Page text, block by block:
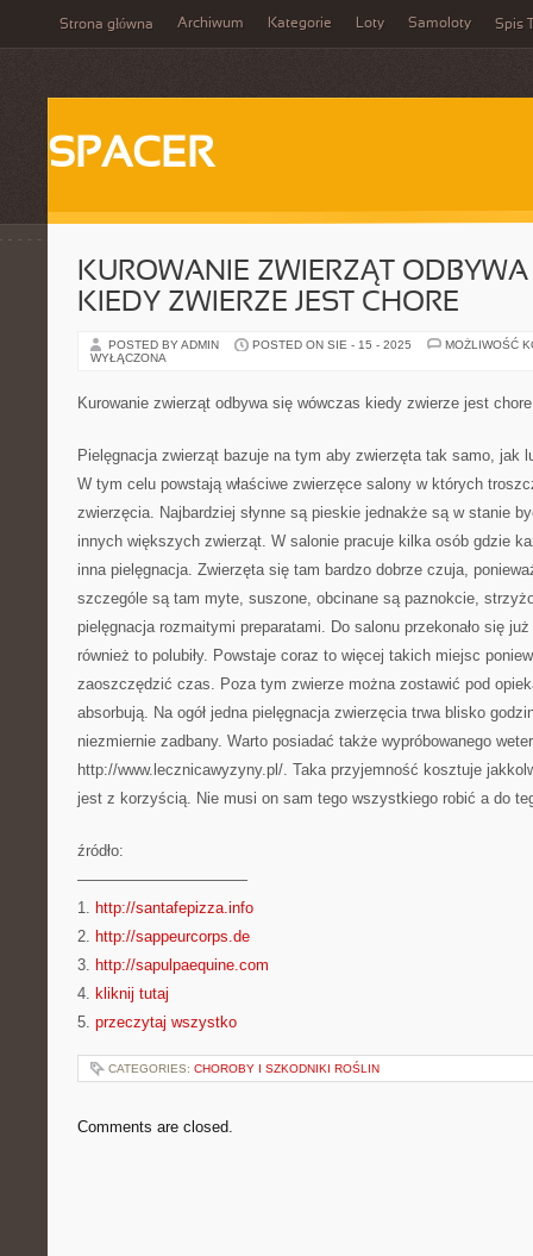
Strona główna Archiwum Kategorie Loty Samoloty Spis
SPACER
KUROWANIE ZWIERZĄT
KIEDY ZWIERZE JEST CHORE
POSTED BY ADMIN POSTED ON SIE - 15 - 2025
MOŻLIWOŚĆ
WYŁĄCZONA
Kurowanie zwierząt odbywa się wówczas kiedy zwierze jest chore
Pielęgnacja zwierząt bazuje na tym aby zwierzęta tak samo, jak
W tym celu powstają właściwe zwierzęce salony w których
zwierzęcia. Najbardziej słynne są pieskie jednakże są w stanie
innych większych zwierząt. W salonie pracuje kilka osób gdzie
inna pielęgnacja. Zwierzęta się tam bardzo dobrze czuja,
szczególe są tam myte, suszone, obcinane są paznokcie,
pielęgnacja rozmaitymi preparatami. Do salonu przekonało się
również to polubiły. Powstaje coraz to więcej takich miejsc
zaoszczędzić czas. Poza tym zwierze można zostawić pod
absorbują. Na ogół jedna pielęgnacja zwierzęcia trwa blisko
niezmiernie zadbany. Warto posiadać także wypróbowanego
http://www.lecznicawyzyny.pl/. Taka przyjemność kosztuje
jest z korzyścią. Nie musi on sam tego wszystkiego robić a do
źródło:
———————————
1. http://santafepizza.info
2. http://sappeurcorps.de
3. http://sapulpaequine.com
4. kliknij tutaj
5. przeczytaj wszystko
CATEGORIES: CHOROBY I SZKODNIKI ROŚLIN
Comments are closed.